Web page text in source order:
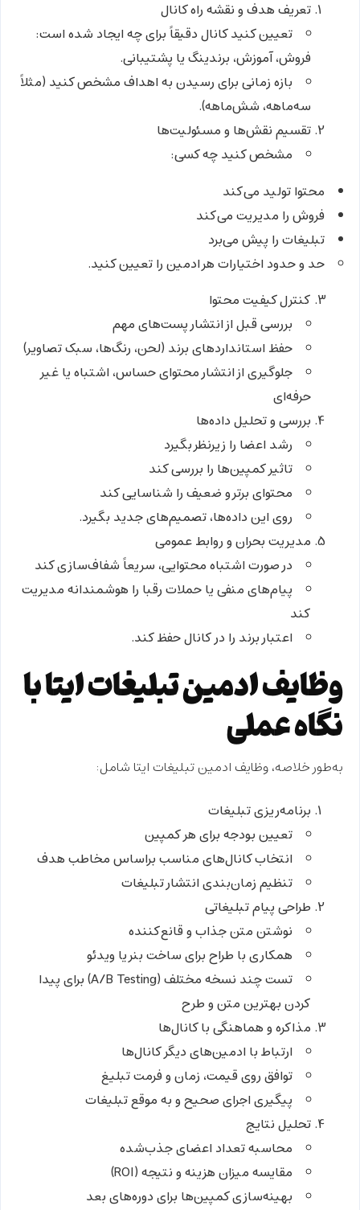
تعریف هدف و نقشه راه کانال
تعیین کنید کانال دقیقاً برای چه ایجاد شده است:
فروش، آموزش، برندینگ یا پشتیبانی.
بازه زمانی برای رسیدن به اهداف مشخص کنید (مثلاً
سه‌ماهه، شش‌ماهه).
تقسیم نقش‌ها و مسئولیت‌ها
مشخص کنید چه کسی:
محتوا تولید می‌کند
فروش را مدیریت می‌کند
تبلیغات را پیش می‌برد
حد و حدود اختیارات هر ادمین را تعیین کنید.
کنترل کیفیت محتوا
بررسی قبل از انتشار پست‌های مهم
حفظ استانداردهای برند (لحن، رنگ‌ها، سبک تصاویر)
جلوگیری از انتشار محتوای حساس، اشتباه یا غیر
حرفه‌ای
بررسی و تحلیل داده‌ها
رشد اعضا را زیرنظر بگیرد
تاثیر کمپین‌ها را بررسی کند
محتوای برتر و ضعیف را شناسایی کند
روی این داده‌ها، تصمیم‌های جدید بگیرد.
مدیریت بحران و روابط عمومی
در صورت اشتباه محتوایی، سریعاً شفاف‌سازی کند
پیام‌های منفی یا حملات رقبا را هوشمندانه مدیریت
کند
اعتبار برند را در کانال حفظ کند.
وظایف ادمین تبلیغات ایتا با
نگاه عملی
به‌طور خلاصه،وظایف ادمین تبلیغات ایتا شامل:
برنامه‌ریزی تبلیغات
تعیین بودجه برای هر کمپین
انتخاب کانال‌های مناسب براساس مخاطب هدف
تنظیم زمان‌بندی انتشار تبلیغات
طراحی پیام تبلیغاتی
نوشتن متن جذاب و قانع‌کننده
همکاری با طراح برای ساخت بنر یا ویدئو
تست چند نسخه مختلف (A/B Testing) برای پیدا
کردن بهترین متن و طرح
مذاکره و هماهنگی با کانال‌ها
ارتباط با ادمین‌های دیگر کانال‌ها
توافق روی قیمت، زمان و فرمت تبلیغ
پیگیری اجرای صحیح و به موقع تبلیغات
تحلیل نتایج
محاسبه تعداد اعضای جذب‌شده
مقایسه میزان هزینه و نتیجه (ROI)
بهینه‌سازی کمپین‌ها برای دوره‌های بعد